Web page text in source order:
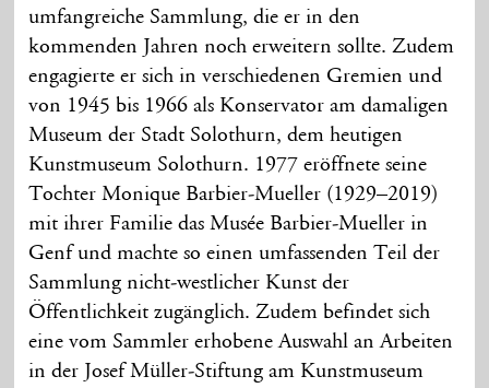
umfangreiche Sammlung, die er in den
kommenden Jahren noch erweitern sollte. Zudem
engagierte er sich in verschiedenen Gremien und
von 1945 bis 1966 als Konservator am damaligen
Museum der Stadt Solothurn, dem heutigen
Kunstmuseum Solothurn. 1977 eröffnete seine
Tochter Monique Barbier-Mueller (1929–2019)
mit ihrer Familie das Musée Barbier-Mueller in
Genf und machte so einen umfassenden Teil der
Sammlung nicht-westlicher Kunst der
Öffentlichkeit zugänglich. Zudem befindet sich
eine vom Sammler erhobene Auswahl an Arbeiten
in der Josef Müller-Stiftung am Kunstmuseum